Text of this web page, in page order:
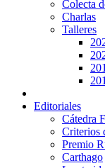
Colecta
Charlas
Talleres
Editoriales
Cátedra
Criterios
Premio
Carthago